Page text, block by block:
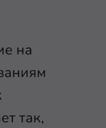
на
так,